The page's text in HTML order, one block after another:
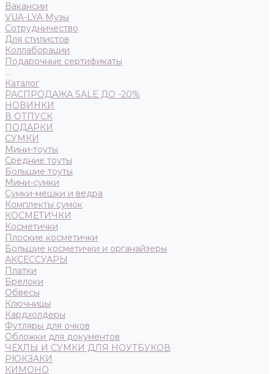
Вакансии
VUA-LYA Музы
Сотрудничество
Для стилистов
Коллаборации
Подарочные сертификаты
...
Каталог
РАСПРОДАЖА SALE ДО -20%
НОВИНКИ
В ОТПУСК
ПОДАРКИ
СУМКИ
Мини-тоуты
Средние тоуты
Большие тоуты
Мини-сумки
Сумки-мешки и ведра
Комплекты сумок
КОСМЕТИЧКИ
Косметички
Плоские косметички
Большие косметички и органайзеры
АКСЕССУАРЫ
Платки
Брелоки
Обвесы
Ключницы
Кардхолдеры
Футляры для очков
Обложки для документов
ЧЕХЛЫ И СУМКИ ДЛЯ НОУТБУКОВ
РЮКЗАКИ
КИМОНО